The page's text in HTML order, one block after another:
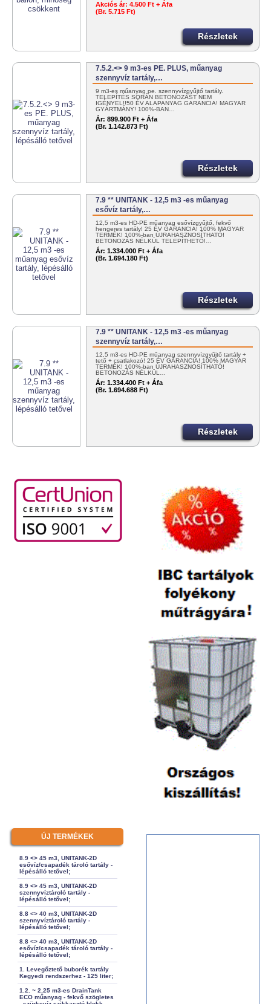
Akciós ár: 4.500 Ft + Áfa
(Br. 5.715 Ft)
Részletek
7.5.2.<> 9 m3-es PE. PLUS, műanyag
szennyvíz tartály,…
9 m3-es műanyag pe. szennyvízgyűjtő tartály.
TELEPÍTÉS SORÁN BETONOZÁST NEM
IGÉNYEL!!50 ÉV ALAPANYAG GARANCIA! MAGYAR
GYÁRTMÁNY! 100%-BAN…
Ár: 899.900 Ft + Áfa
(Br. 1.142.873 Ft)
Részletek
7.9 ** UNITANK - 12,5 m3 -es műanyag
esővíz tartály,…
12,5 m3-es HD-PE műanyag esővízgyűjtő, fekvő
hengeres tartály! 25 ÉV GARANCIA! 100% MAGYAR
TERMÉK! 100%-ban ÚJRAHASZNOSÍTHATÓ!
BETONOZÁS NÉLKÜL TELEPÍTHETŐ!…
Ár: 1.334.000 Ft + Áfa
(Br. 1.694.180 Ft)
Részletek
7.9 ** UNITANK - 12,5 m3 -es műanyag
szennyvíz tartály,…
12,5 m3-es HD-PE műanyag szennyvízgyűjtő tartály +
tető + csatlakozó! 25 ÉV GARANCIA! 100% MAGYAR
TERMÉK! 100%-ban ÚJRAHASZNOSÍTHATÓ!
BETONOZÁS NÉLKÜL…
Ár: 1.334.400 Ft + Áfa
(Br. 1.694.688 Ft)
Részletek
ÚJ TERMÉKEK
8.9 <> 45 m3, UNITANK-2D
esővíz/csapadék tároló tartály -
lépésálló tetővel;
8.9 <> 45 m3, UNITANK-2D
szennyvíztároló tartály -
lépésálló tetővel;
8.8 <> 40 m3, UNITANK-2D
szennyvíztároló tartály -
lépésálló tetővel;
8.8 <> 40 m3, UNITANK-2D
esővíz/csapadék tároló tartály -
lépésálló tetővel;
1. Levegőztető buborék tartály
Kegyedi rendszerhez - 125 liter;
1.2. ~ 2,25 m3-es DrainTank
ECO műanyag - fekvő szögletes